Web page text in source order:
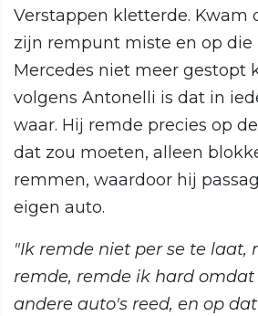
Verstappen kletterde. Kwam
zijn rempunt miste en op die
Mercedes niet meer gestopt
volgens Antonelli is dat in
waar. Hij remde precies op
dat zou moeten, alleen
remmen, waardoor hij
eigen auto.
"Ik remde niet per se te laat,
remde, remde ik hard
andere auto's reed, en op